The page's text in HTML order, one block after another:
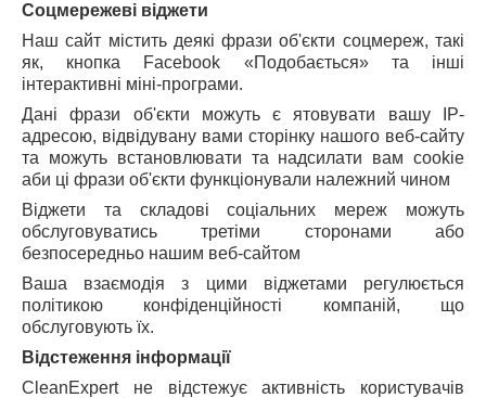
Соцмережеві віджети
Наш сайт містить деякі фрази об'єкти соцмереж, такі
як, кнопка Facebook «Подобається» та інші
інтерактивні міні-програми.
Дані фрази об'єкти можуть є ятовувати вашу IP-
адресою, відвідувану вами сторінку нашого веб-сайту
та можуть встановлювати та надсилати вам cookie
аби ці фрази об'єкти функціонували належний чином
Віджети та складові соціальних мереж можуть
обслуговуватись третіми сторонами або
безпосередньо нашим веб-сайтом
Ваша взаємодія з цими віджетами регулюється
політикою конфіденційності компаній, що
обслуговують їх.
Відстеження інформації
CleanExpert не відстежує активність користувачів